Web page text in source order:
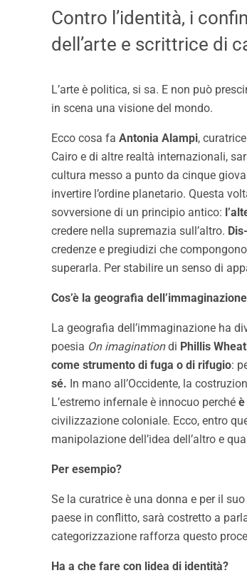
Contro l’identità, i
dell’arte e scrittrice di
L’arte è politica, si sa. E non può
in scena una visione del mondo.
Ecco cosa fa Antonia Alampi,
Cairo e di altre realtà internazionali,
cultura messo a punto da cinque
invertire l’ordine planetario. Questa
sovversione di un principio antico:
credere nella supremazia sull’altro.
credenze e pregiudizi che
superarla. Per stabilire un senso di
Cos’è la geografia
La geografia dell’immaginazione ha
poesia On imaginationdi Phillis
come strumento di fuga o di rifugio:
sé. In mano all’Occidente, la
L’estremo infernale è innocuo perché
civilizzazione coloniale. Ecco, entro
manipolazione dell’idea dell’altro e
Per esempio?
Se la curatrice è una donna e per il
paese in conflitto, sarà costretto a
categorizzazione rafforza questo
Ha a che fare con lidea di identità?